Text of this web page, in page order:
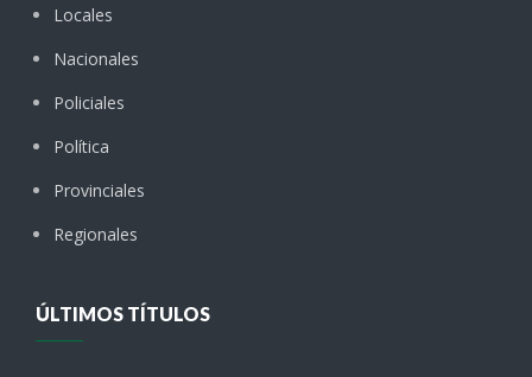
Locales
Nacionales
Policiales
Política
Provinciales
Regionales
ÚLTIMOS TÍTULOS